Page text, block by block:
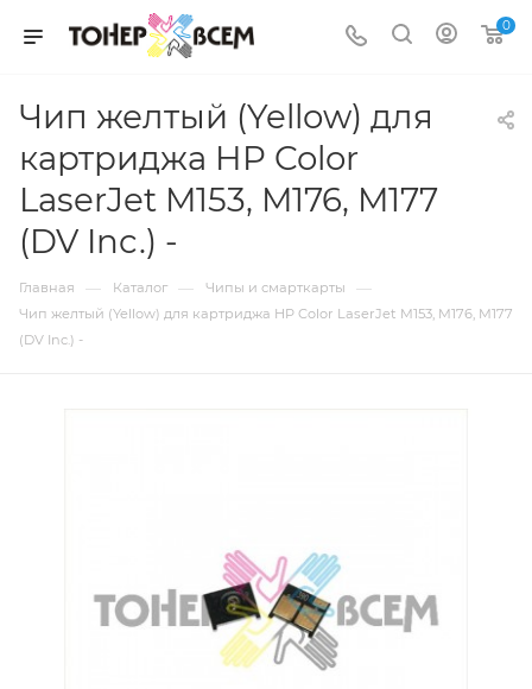
0
Чип желтый (Yellow) для
картриджа HP Color
LaserJet M153, M176, M177
(DV Inc.) -
Главная — Каталог — Чипы и смарткарты —
Чип желтый (Yellow) для картриджа HP Color LaserJet M153, M176, M177
(DV Inc.) -